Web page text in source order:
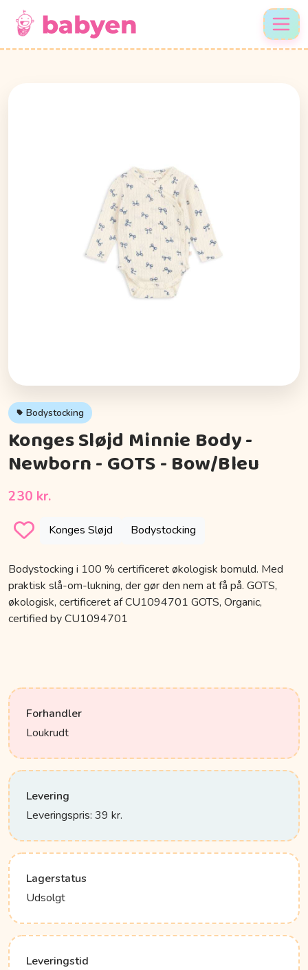
Bodystocking
Konges Sløjd Minnie Body -
Newborn - GOTS - Bow/Bleu
230 kr.
Konges Sløjd Bodystocking
Bodystocking i 100 % certificeret økologisk bomuld. Med
praktisk slå-om-lukning, der gør den nem at få på. GOTS,
økologisk, certificeret af CU1094701 GOTS, Organic,
certified by CU1094701
Forhandler
Loukrudt
Levering
Leveringspris: 39 kr.
Lagerstatus
Udsolgt
Leveringstid